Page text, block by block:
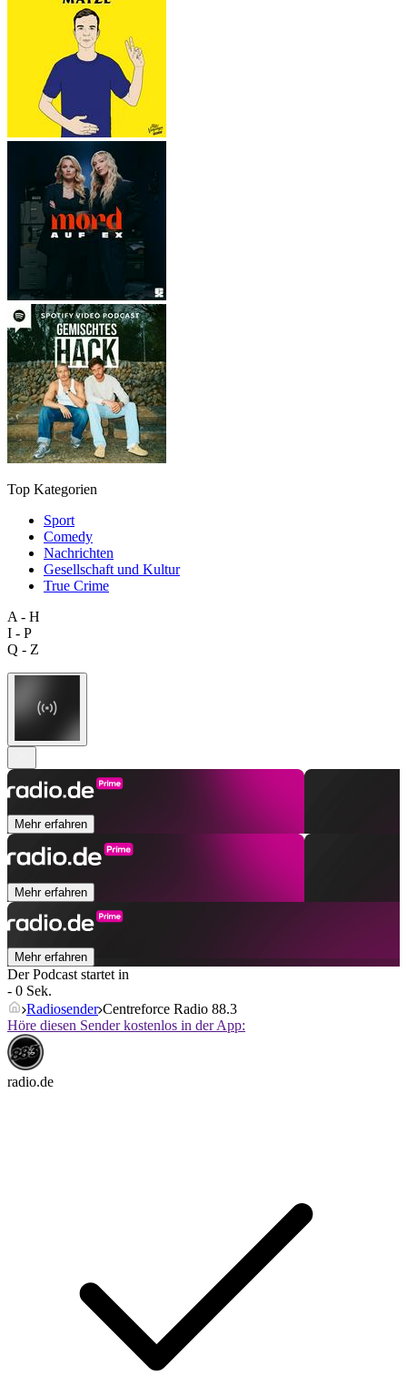
Top Kategorien
Sport
Comedy
Nachrichten
Gesellschaft und Kultur
True Crime
A - H
I - P
Q - Z
Mehr erfahren
Mehr erfahren
Mehr erfahren
Der Podcast startet in
- 0 Sek.
Radiosender Centreforce Radio 88.3
Höre diesen Sender kostenlos in der App:
radio.de